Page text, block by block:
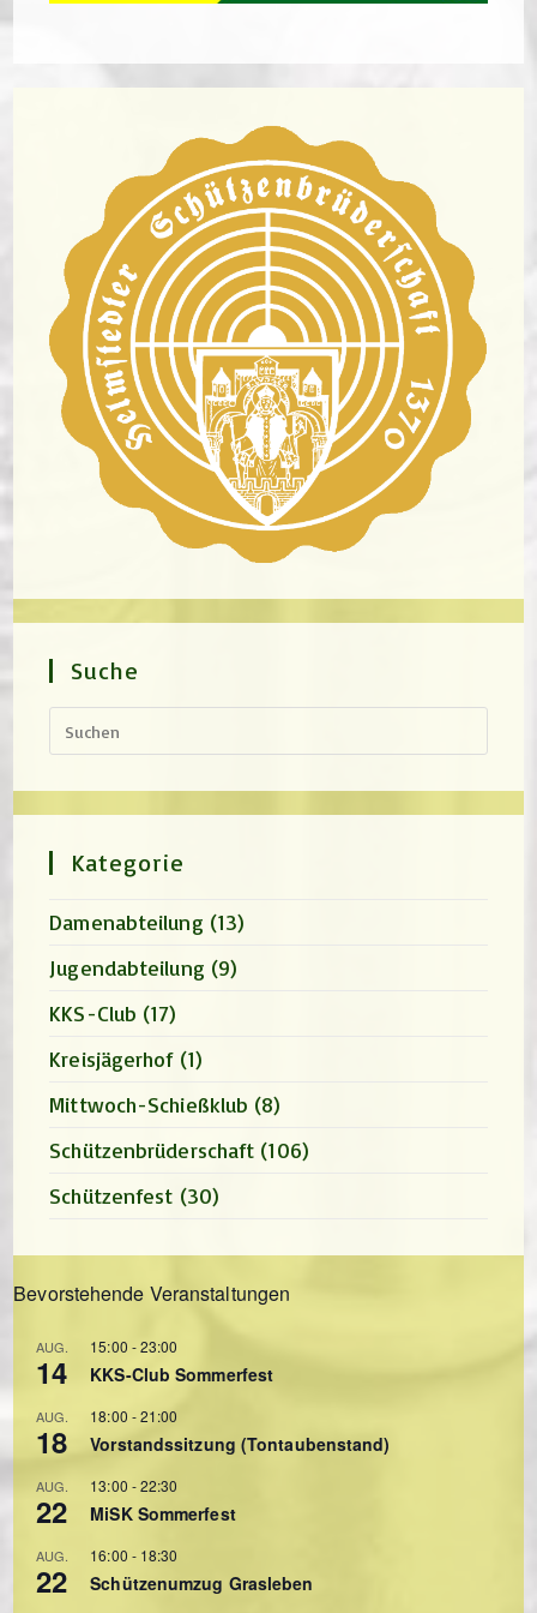
Suche
Kategorie
Damenabteilung (13)
Jugendabteilung (9)
KKS-Club (17)
Kreisjägerhof (1)
Mittwoch-Schießklub (8)
Schützenbrüderschaft (106)
Schützenfest (30)
Bevorstehende Veranstaltungen
AUG.
14
15:00 -23:00
KKS-Club Sommerfest
AUG.
18
18:00 -21:00
Vorstandssitzung (Tontaubenstand)
AUG.
22
13:00 -22:30
MiSK Sommerfest
AUG.
22
16:00 - 18:30
Schützenumzug Grasleben